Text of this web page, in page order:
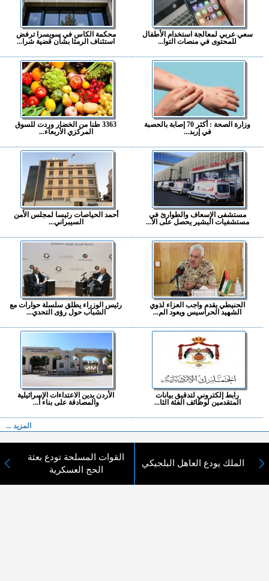
سعي عربي لمعالجة استخدام الأطفال
للمحتوى في منصات التوا...
محكمة الكاس في سويسرا ترفض
استئناف الرمثا بشأن قضية شرا...
وزارة الصحة : أكثر 70 إصابة بالحصبة
في إربد...
3363 طنا من الخضار وردت للسوق
المركزي الأربعاء...
مستشفى الإسعاف والطوارئ في
مستشفيات البشير يحصل على الا...
أحمد الحياصات رئيسا لمجلس الأمن
السيبراني...
الحنيطي يقدم واجب العزاء لذوي
الشهيد الحراسيس ويعود الم...
رئيس الوزراء يطلق سلسلة حوارات مع
الشباب حول رؤى التحدي...
رابط إلكتروني لتدقيق بيانات
المتقدمين لوظائف الفئة الثا...
الأردن يدين الاعتداءات الإسرائيلية
والمصادقة على بناء أ...
المزيد ...
الملك يودع العاهل البلجيكي
القوات المسلحة تودع بعثة
الحج العسكرية